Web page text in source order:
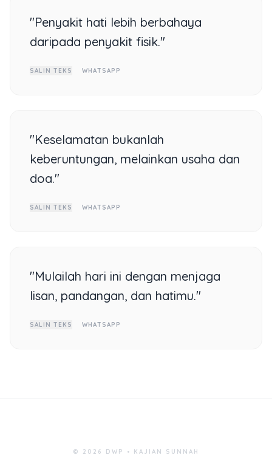
"Penyakit hati lebih berbahaya
daripada penyakit fisik."
SALIN TEKS WHATSAPP
"Keselamatan bukanlah
keberuntungan, melainkan usaha dan
doa."
SALIN TEKS WHATSAPP
"Mulailah hari ini dengan menjaga
lisan, pandangan, dan hatimu."
SALIN TEKS WHATSAPP
© 2026 DWP • KAJIAN SUNNAH